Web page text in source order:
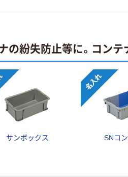
の紛失防止等に。コン
サンボックス SNコ